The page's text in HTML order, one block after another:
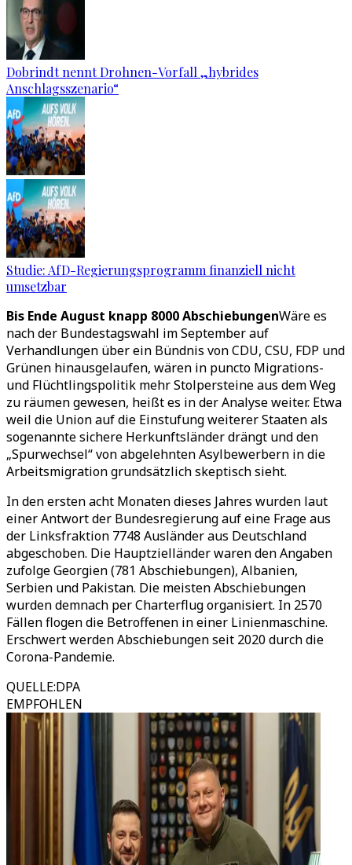
Dobrindt nennt Drohnen-Vorfall „hybrides
Anschlagsszenario“
Studie: AfD-Regierungsprogramm finanziell nicht
umsetzbar
Bis Ende August knapp 8000 AbschiebungenWäre es
nach der Bundestagswahl im September auf
Verhandlungen über ein Bündnis von CDU, CSU, FDP und
Grünen hinausgelaufen, wären in puncto Migrations-
und Flüchtlingspolitik mehr Stolpersteine aus dem Weg
zu räumen gewesen, heißt es in der Analyse weiter. Etwa
weil die Union auf die Einstufung weiterer Staaten als
sogenannte sichere Herkunftsländer drängt und den
„Spurwechsel“ von abgelehnten Asylbewerbern in die
Arbeitsmigration grundsätzlich skeptisch sieht.
In den ersten acht Monaten dieses Jahres wurden laut
einer Antwort der Bundesregierung auf eine Frage aus
der Linksfraktion 7748 Ausländer aus Deutschland
abgeschoben. Die Hauptzielländer waren den Angaben
zufolge Georgien (781 Abschiebungen), Albanien,
Serbien und Pakistan. Die meisten Abschiebungen
wurden demnach per Charterflug organisiert. In 2570
Fällen flogen die Betroffenen in einer Linienmaschine.
Erschwert werden Abschiebungen seit 2020 durch die
Corona-Pandemie.
QUELLE:DPA
EMPFOHLEN